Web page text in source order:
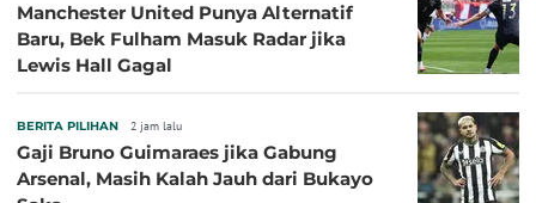
Manchester United Punya Alternatif
Baru, Bek Fulham Masuk Radar jika
Lewis Hall Gagal
BERITA PILIHAN 2 jam lalu
Gaji Bruno Guimaraes jika Gabung
Arsenal, Masih Kalah Jauh dari Bukayo